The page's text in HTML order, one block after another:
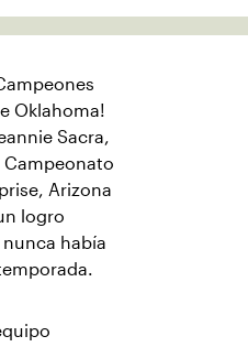
Oklahoma!
Sacra,
Campeonato
Arizona
logro
había